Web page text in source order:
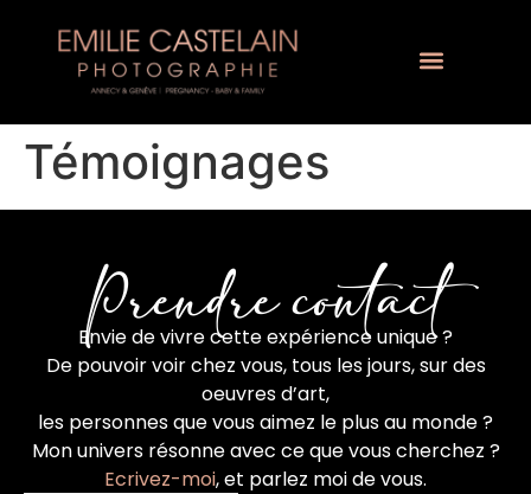
Témoignages
Prendre contact
Envie de vivre cette expérience unique ?
De pouvoir voir chez vous, tous les jours, sur des
oeuvres d’art,
les personnes que vous aimez le plus au monde ?
Mon univers résonne avec ce que vous cherchez ?
Ecrivez-moi, et parlez moi de vous.